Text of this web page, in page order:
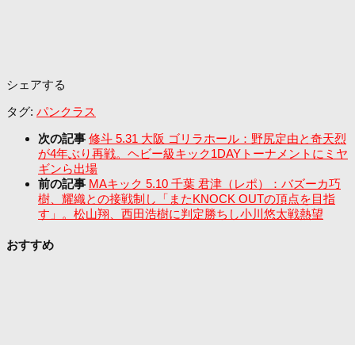
シェアする
タグ: パンクラス
次の記事 修斗 5.31 大阪 ゴリラホール：野尻定由と奇天烈
が4年ぶり再戦。ヘビー級キック1DAYトーナメントにミヤ
ギンら出場
前の記事 MAキック 5.10 千葉 君津（レポ）：バズーカ巧
樹、耀織との接戦制し「またKNOCK OUTの頂点を目指
す」。松山翔、西田浩樹に判定勝ちし小川悠太戦熱望
おすすめ